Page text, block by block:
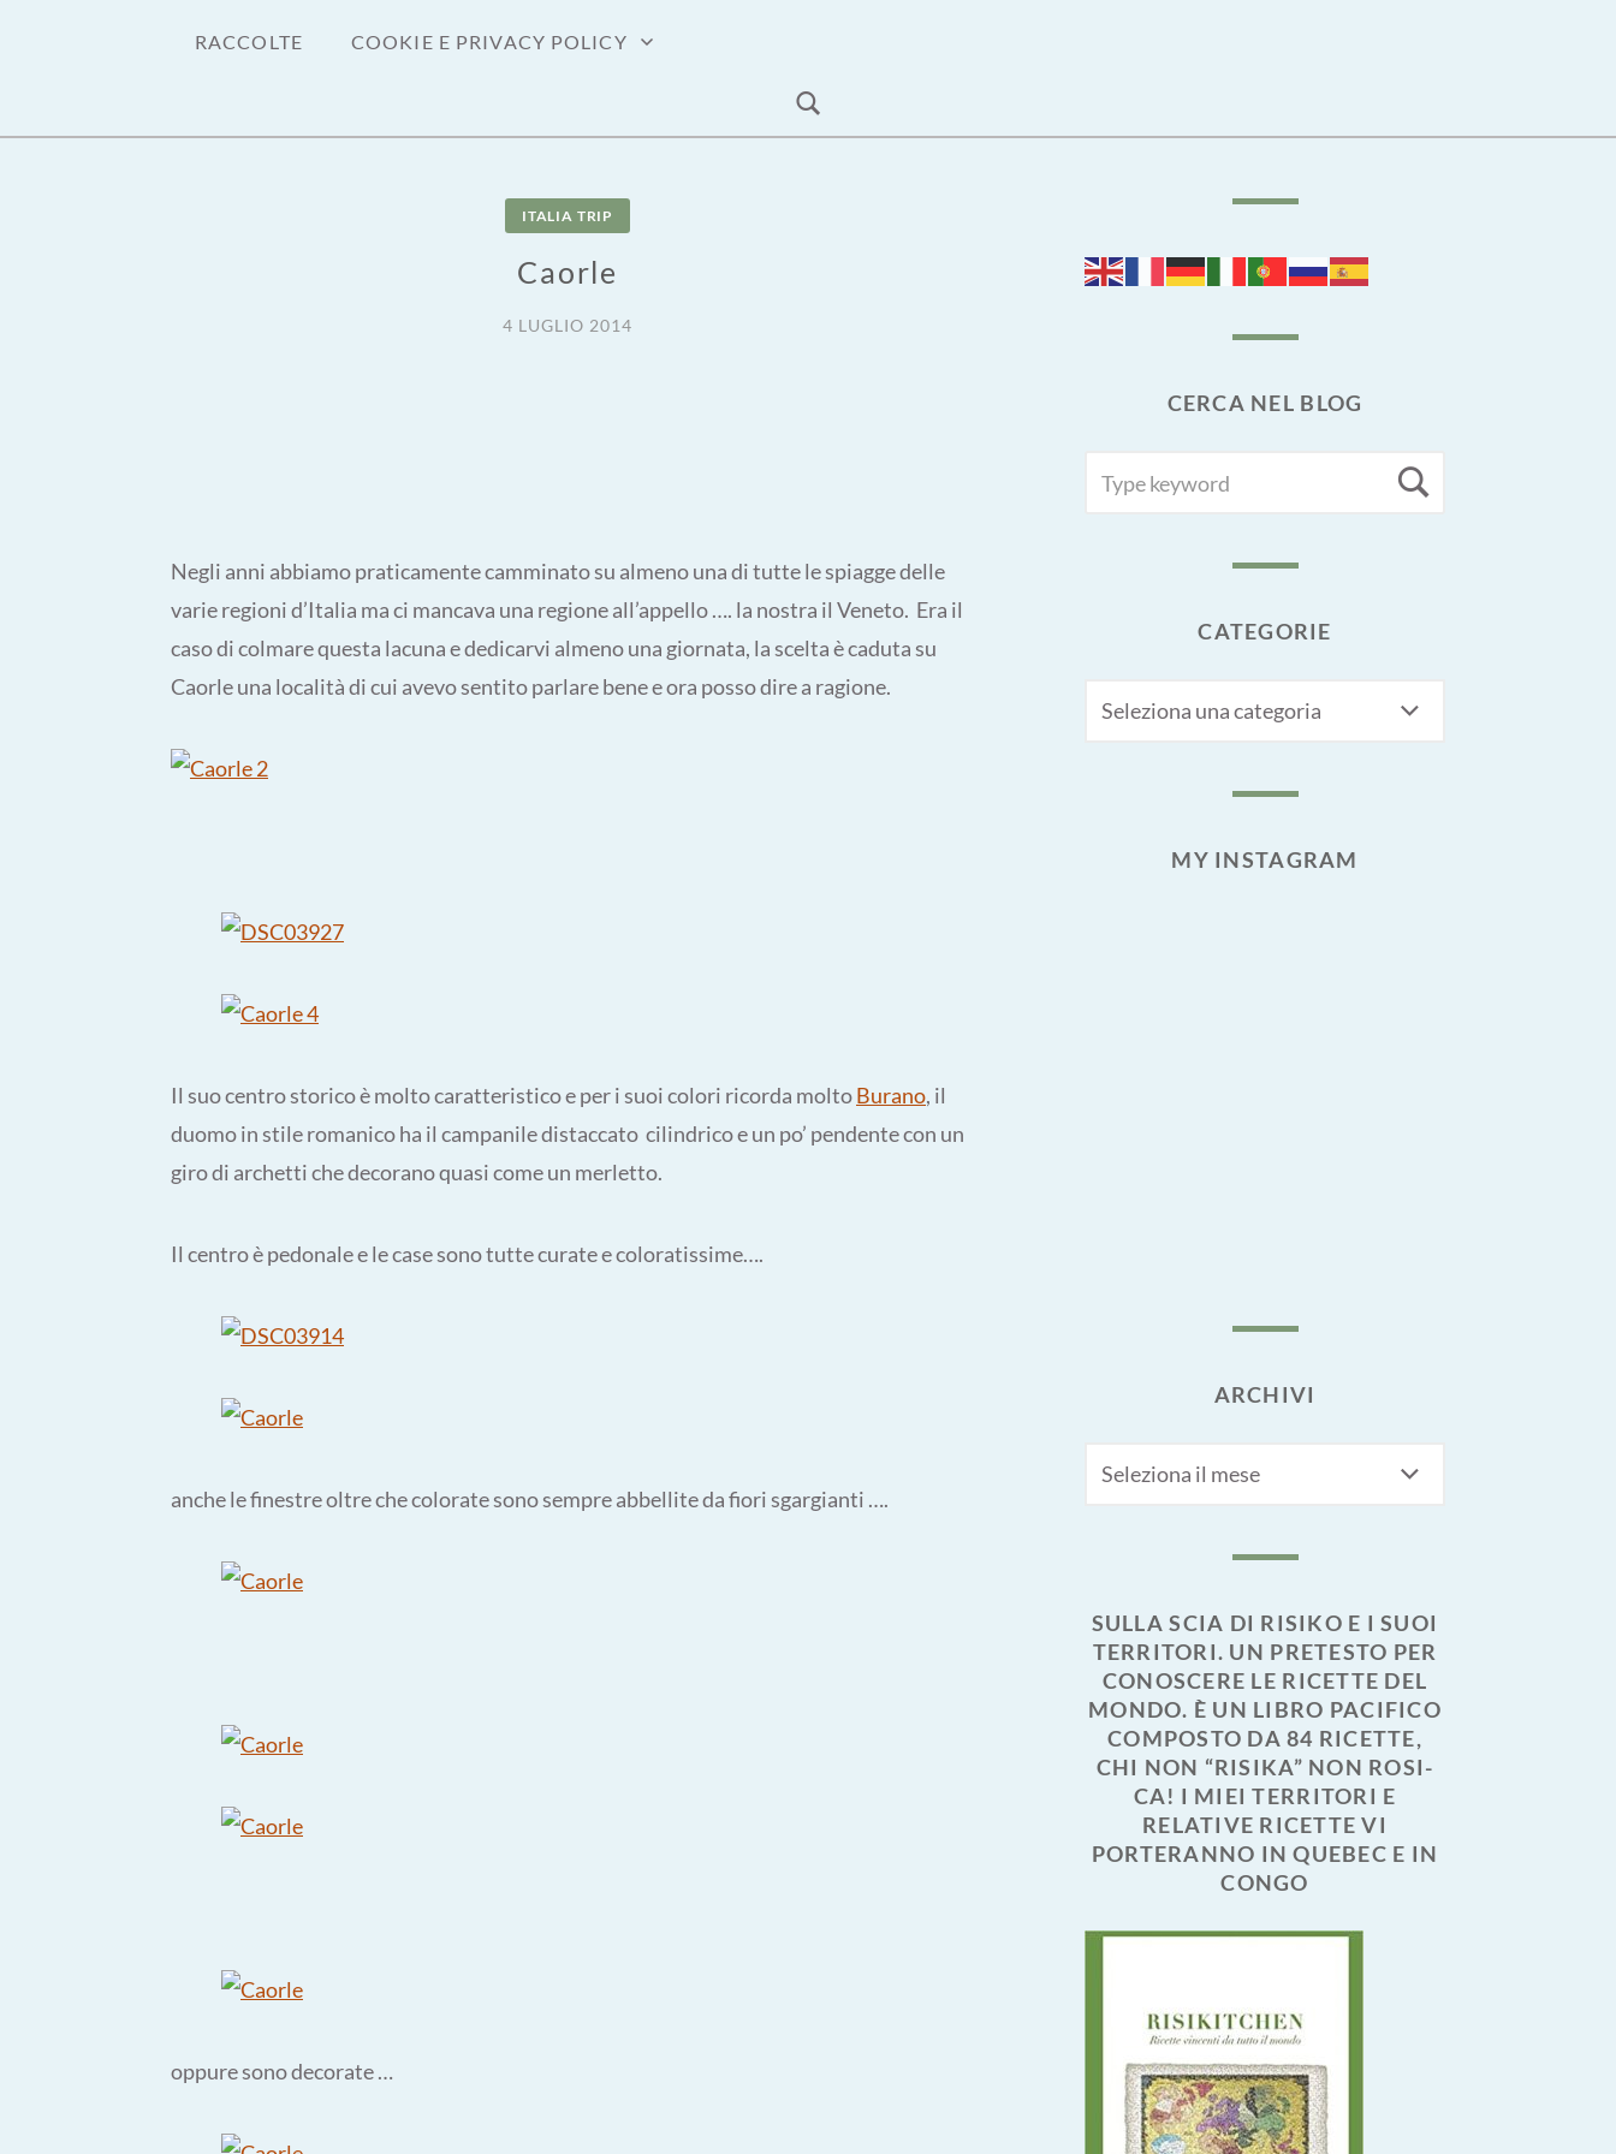
RACCOLTE COOKIE E PRIVACY POLICY
ITALIA TRIP
Caorle
4 LUGLIO 2014
Negli anni abbiamo praticamente camminato su almeno una di tutte le spiagge delle
varie regioni d’Italia ma ci mancava una regione all’appello …. la nostra il Veneto. Era il
caso di colmare questa lacuna e dedicarvi almeno una giornata, la scelta è caduta su
Caorle una località di cui avevo sentito parlare bene e ora posso dire a ragione.
Il suo centro storico è molto caratteristico e per i suoi colori ricorda moltoBurano, il
duomo in stile romanico ha il campanile distaccato cilindrico e un po’ pendente con un
giro di archetti che decorano quasi come un merletto.
Il centro è pedonale e le case sono tutte curate e coloratissime….
anche le finestre oltre che colorate sono sempre abbellite da fiori sgargianti ….
oppure sono decorate …
CERCA NEL BLOG
FOR:
CATEGORIE
MY INSTAGRAM
ARCHIVI
SULLA SCIA DI RISIKO E I SUOI
TERRITORI. UN PRETESTO PER
CONOSCERE LE RICETTE DEL
MONDO. È UN LIBRO PACIFICO
COMPOSTO DA 84 RICETTE,
CHI NON “RISIKA” NON ROSI-
CA! I MIEI TERRITORI E
RELATIVE RICETTE VI
PORTERANNO IN QUEBEC E IN
CONGO